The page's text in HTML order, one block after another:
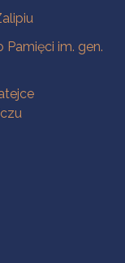
Pamięci im. gen.